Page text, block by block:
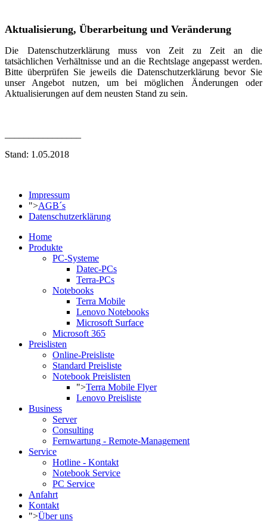
Aktualisierung, Überarbeitung und Veränderung
Die Datenschutzerklärung muss von Zeit zu Zeit an die
tatsächlichen Verhältnisse und an die Rechtslage angepasst werden.
Bitte überprüfen Sie jeweils die Datenschutzerklärung bevor Sie
unser Angebot nutzen, um bei möglichen Änderungen oder
Aktualisierungen auf dem neusten Stand zu sein.
Stand: 1.05.2018
Impressum
">AGB´s
Datenschutzerklärung
Home
Produkte
PC-Systeme
Datec-PCs
Terra-PCs
Notebooks
Terra Mobile
Lenovo Notebooks
Microsoft Surface
Microsoft 365
Preislisten
Online-Preisliste
Standard Preisliste
Notebook Preislisten
">Terra Mobile Flyer
Lenovo Preisliste
Business
Server
Consulting
Fernwartung - Remote-Management
Service
Hotline - Kontakt
Notebook Service
PC Service
Anfahrt
Kontakt
">Über uns